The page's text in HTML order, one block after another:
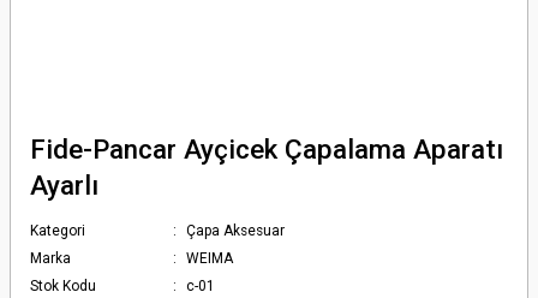
Fide-Pancar Ayçicek Çapalama Aparatı
Ayarlı
Kategori
Çapa Aksesuar
Marka
WEIMA
Stok Kodu
c-01